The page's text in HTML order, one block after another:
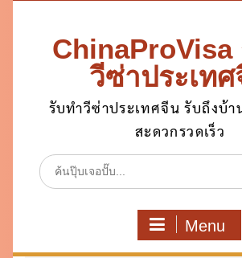
ChinaProVisa
วีซ่าประเท
รับทำวีซ่าประเทศจีน รับถึงบ้า
สะดวกรวดเร็ว
Search
for:
Menu